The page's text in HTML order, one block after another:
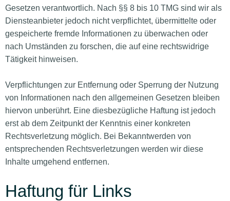
Gesetzen verantwortlich. Nach §§ 8 bis 10 TMG sind wir als
Diensteanbieter jedoch nicht verpflichtet, übermittelte oder
gespeicherte fremde Informationen zu überwachen oder
nach Umständen zu forschen, die auf eine rechtswidrige
Tätigkeit hinweisen.
Verpflichtungen zur Entfernung oder Sperrung der Nutzung
von Informationen nach den allgemeinen Gesetzen bleiben
hiervon unberührt. Eine diesbezügliche Haftung ist jedoch
erst ab dem Zeitpunkt der Kenntnis einer konkreten
Rechtsverletzung möglich. Bei Bekanntwerden von
entsprechenden Rechtsverletzungen werden wir diese
Inhalte umgehend entfernen.
Haftung für Links